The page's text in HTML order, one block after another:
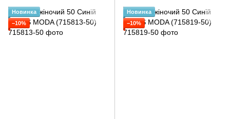
Новинка
−10%
Новинка
−10%